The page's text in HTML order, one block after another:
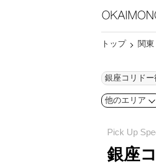
トップ 関東
銀座コリドー
他のエリア
銀座